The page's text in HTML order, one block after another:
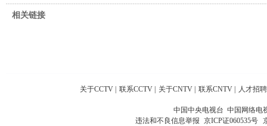
相关链接
关于CCTV 联系CCTV 关于CNTV 联系CNTV 人才招聘
中国中央电视台 中国网络电
违法和不良信息举报 京ICP证060535号